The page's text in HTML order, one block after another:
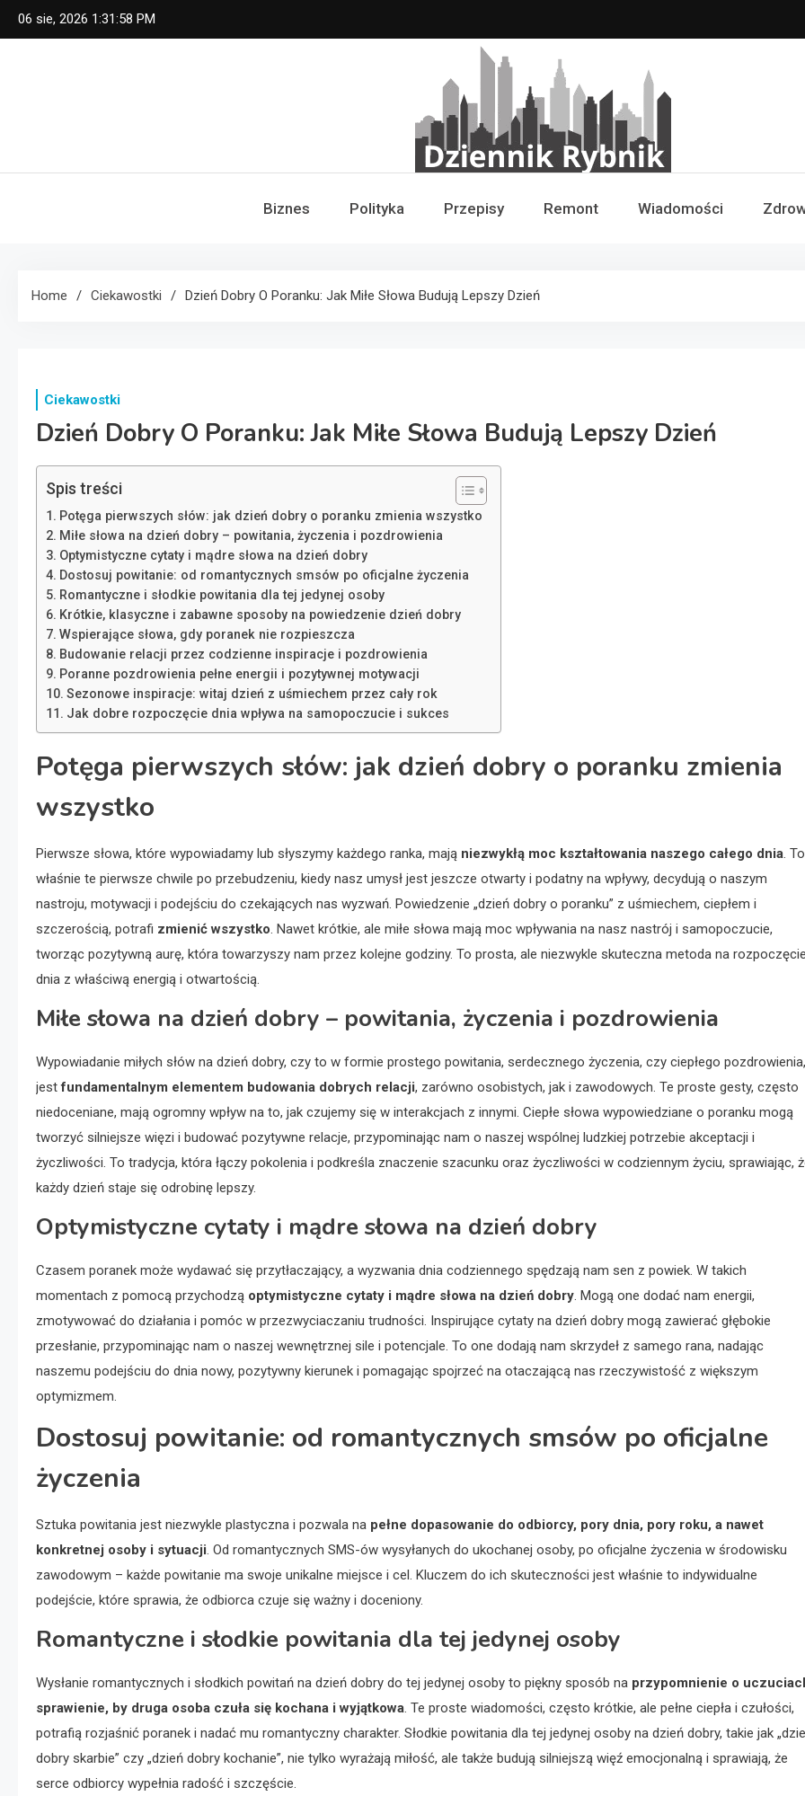
Skip
to
06 sie, 2026 1:31:58 PM
Dziennik Rybnik
Biznes Polityka Przepisy Remont Wiadomości
Home Ciekawostki Dzień Dobry O Poranku: Jak Miłe Słowa Budują Lepszy Dzień
Ciekawostki
Dzień Dobry O Poranku: Jak Miłe Słowa Budują Lepszy Dzień
Spis treści
Potęga pierwszych słów: jak dzień dobry o poranku zmienia wszystko
Miłe słowa na dzień dobry – powitania, życzenia i pozdrowienia
Optymistyczne cytaty i mądre słowa na dzień dobry
Dostosuj powitanie: od romantycznych smsów po oficjalne życzenia
Romantyczne i słodkie powitania dla tej jedynej osoby
Krótkie, klasyczne i zabawne sposoby na powiedzenie dzień dobry
Wspierające słowa, gdy poranek nie rozpieszcza
Budowanie relacji przez codzienne inspiracje i pozdrowienia
Poranne pozdrowienia pełne energii i pozytywnej motywacji
Sezonowe inspiracje: witaj dzień z uśmiechem przez cały rok
Jak dobre rozpoczęcie dnia wpływa na samopoczucie i sukces
Potęga pierwszych słów: jak dzień dobry o poranku zmienia
wszystko
Pierwsze słowa, które wypowiadamy lub słyszymy każdego ranka, mają niezwykłą moc kształtowania naszego całego dnia. To
właśnie te pierwsze chwile po przebudzeniu, kiedy nasz umysł jest jeszcze otwarty i podatny na wpływy, decydują o naszym
nastroju, motywacji i podejściu do czekających nas wyzwań. Powiedzenie „dzień dobry o poranku” z uśmiechem, ciepłem i
szczerością, potrafi zmienić wszystko. Nawet krótkie, ale miłe słowa mają moc wpływania na nasz nastrój i samopoczucie,
tworząc pozytywną aurę, która towarzyszy nam przez kolejne godziny. To prosta, ale niezwykle skuteczna metoda na
dnia z właściwą energią i otwartością.
Miłe słowa na dzień dobry – powitania, życzenia i pozdrowienia
Wypowiadanie miłych słów na dzień dobry, czy to w formie prostego powitania, serdecznego życzenia, czy ciepłego pozdrowienia,
jestfundamentalnym elementem budowania dobrych relacji, zarówno osobistych, jak i zawodowych. Te proste gesty, często
niedoceniane, mają ogromny wpływ na to, jak czujemy się w interakcjach z innymi. Ciepłe słowa wypowiedziane o poranku mogą
tworzyć silniejsze więzi i budować pozytywne relacje, przypominając nam o naszej wspólnej ludzkiej potrzebie akceptacji i
życzliwości. To tradycja, która łączy pokolenia i podkreśla znaczenie szacunku oraz życzliwości w codziennym życiu, sprawiając,
każdy dzień staje się odrobinę lepszy.
Optymistyczne cytaty i mądre słowa na dzień dobry
Czasem poranek może wydawać się przytłaczający, a wyzwania dnia codziennego spędzają nam sen z powiek. W takich
momentach z pomocą przychodzą optymistyczne cytaty i mądre słowa na dzień dobry. Mogą one dodać nam energii,
zmotywować do działania i pomóc w przezwyciaczaniu trudności. Inspirujące cytaty na dzień dobry mogą zawierać głębokie
przesłanie, przypominając nam o naszej wewnętrznej sile i potencjale. To one dodają nam skrzydeł z samego rana, nadając
naszemu podejściu do dnia nowy, pozytywny kierunek i pomagając spojrzeć na otaczającą nas rzeczywistość z większym
optymizmem.
Dostosuj powitanie: od romantycznych smsów po oficjalne
życzenia
Sztuka powitania jest niezwykle plastyczna i pozwala na pełne dopasowanie do odbiorcy, pory dnia, pory roku, a nawet
konkretnej osoby i sytuacji. Od romantycznych SMS-ów wysyłanych do ukochanej osoby, po oficjalne życzenia w środowisku
zawodowym – każde powitanie ma swoje unikalne miejsce i cel. Kluczem do ich skuteczności jest właśnie to indywidualne
podejście, które sprawia, że odbiorca czuje się ważny i doceniony.
Romantyczne i słodkie powitania dla tej jedynej osoby
Wysłanie romantycznych i słodkich powitań na dzień dobry do tej jedynej osoby to piękny sposób na przypomnienie o
sprawienie, by druga osoba czuła się kochana i wyjątkowa. Te proste wiadomości, często krótkie, ale pełne ciepła i czułości,
potrafią rozjaśnić poranek i nadać mu romantyczny charakter. Słodkie powitania dla tej jedynej osoby na dzień dobry, takie jak
dobry skarbie” czy „dzień dobry kochanie”, nie tylko wyrażają miłość, ale także budują silniejszą więź emocjonalną i sprawiają, że
serce odbiorcy wypełnia radość i szczęście.